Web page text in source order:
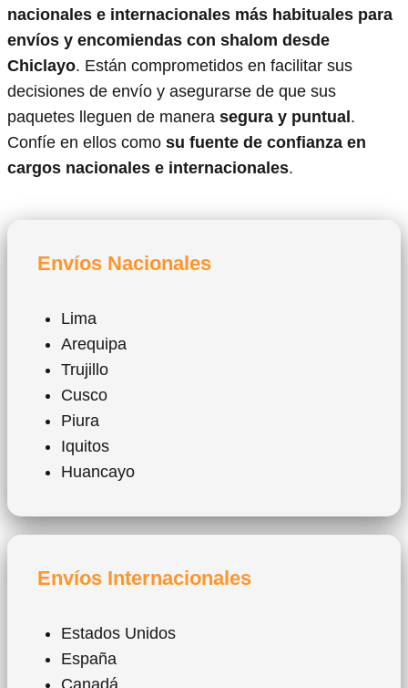
nacionales e internacionales más habituales para
envíos y encomiendas con shalom desde
Chiclayo. Están comprometidos en facilitar sus
decisiones de envío y asegurarse de que sus
paquetes lleguen de manera segura y puntual .
Confíe en ellos como su fuente de confianza en
cargos nacionales e internacionales.
Envíos Nacionales
Lima
Arequipa
Trujillo
Cusco
Piura
Iquitos
Huancayo
Envíos Internacionales
Estados Unidos
España